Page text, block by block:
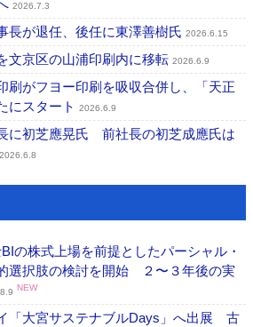
2026.7.3
が退任、後任に東澤善樹氏 2026.6.15
京区の山浦印刷内に移転 2026.6.9
がフヨー印刷を吸収合併し、「天正
にスタート
2026.6.9
に初芝應晃氏 前社長の初芝成應氏は
2026.6.8
の株式上場を前提としたパーシャル・
選択肢の検討を開始 ２〜３年後の実
NEW
「大宮サステナブルDays」へ出展 古